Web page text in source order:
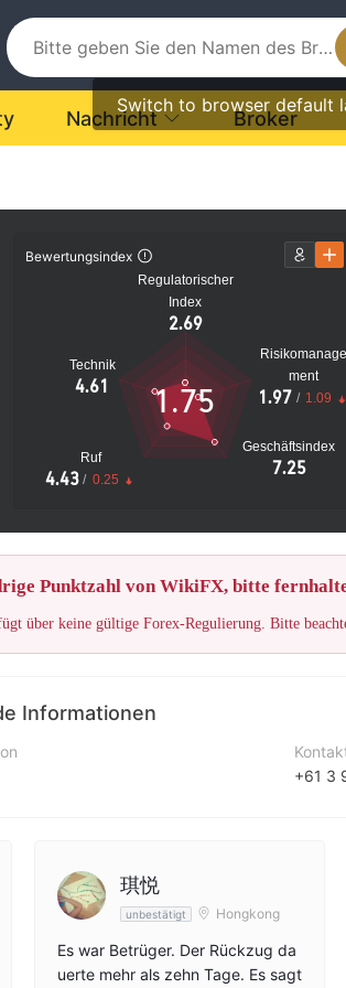
Switch to browser default
Nachricht Broker
Bewertungsindex
Regulatorischer
Index
2.69
Technik
4.61
Ruf
4.43 / 0.25
Geschäftsindex
7.25
Risikomanage
ment
1.97 / 1.09
1.75
Die Note
Punktzahl von WikiFX, bitte
über keine gültige Forex-Regulierung. Bitte
Informationen
+61 3
琪悦
unbestätigt Hongkong
Es war Betrüger. Der Rückzug da
uerte mehr als zehn Tage. Es sagt